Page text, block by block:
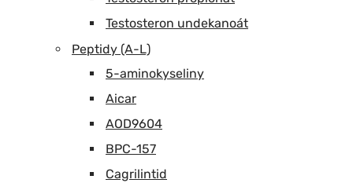
Testosteron undekanoát
Peptidy (A-L)
5-aminokyseliny
Aicar
AOD9604
BPC-157
Cagrilintid